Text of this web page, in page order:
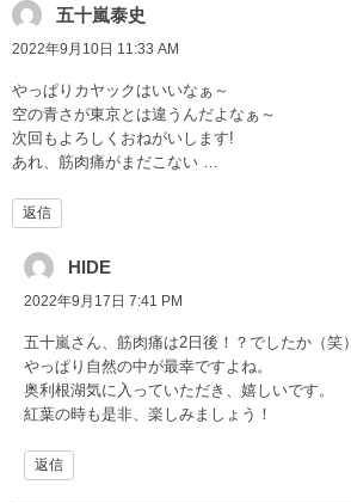
五十嵐泰史
2022年9月10日 11:33 AM
やっぱりカヤックはいいなぁ～
空の青さが東京とは違うんだよなぁ～
次回もよろしくおねがいします!
あれ、筋肉痛がまだこない …
返信
HIDE
2022年9月17日 7:41 PM
五十嵐さん、筋肉痛は2日後！？でしたか（笑）
やっぱり自然の中が最幸ですよね。
奥利根湖気に入っていただき、嬉しいです。
紅葉の時も是非、楽しみましょう！
返信